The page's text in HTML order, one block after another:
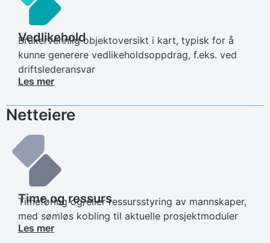
Vedlikehold
Brukervennlig objektoversikt i kart, typisk for å
kunne generere vedlikeholdsoppdrag, f.eks. ved
driftslederansvar
Les mer
Netteiere
Time og ressurs
Timeføring og/eller ressursstyring av mannskaper,
med sømløs kobling til aktuelle prosjektmoduler
Les mer